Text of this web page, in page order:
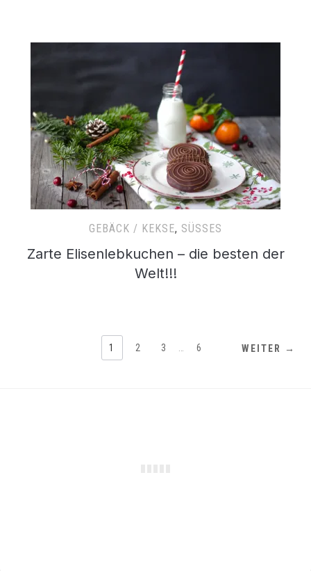
GEBÄCK / KEKSE, SÜSSES
Zarte Elisenlebkuchen – die besten der
Welt!!!
1 2 3 6 WEITER →